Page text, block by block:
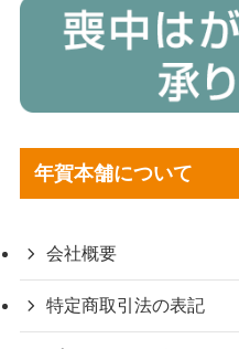
年賀本舗について
会社概要
特定商取引法の表記